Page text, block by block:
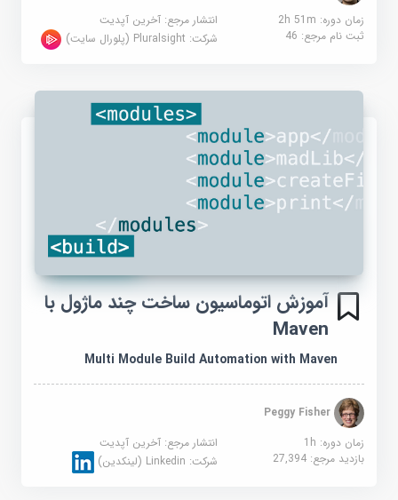
زمان دوره: 2h 51m
انتشار مرجع:آخرین آپدیت
ثبت نام مرجع:46 شرکت:Pluralsight (پلورال سایت)
آموزش اتوماسیون ساخت چند ماژول با
Maven
Multi Module Build Automation with Maven
Peggy Fisher
زمان دوره: 1h
انتشار مرجع:آخرین آپدیت
بازدید مرجع:27,394 شرکت:Linkedin (لینکدین)